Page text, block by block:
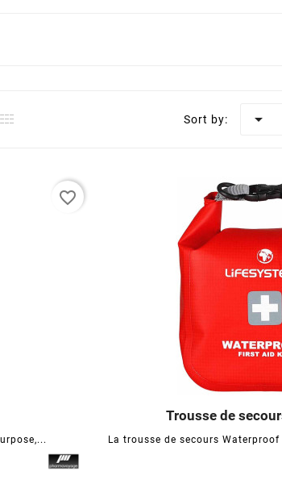
Sort by: 
favorite_border
Trousse de
La trousse de secours
 